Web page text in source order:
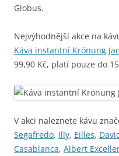
Globus.
Nejvýhodnější akce na
Káva instantní Krönung
99,90 Kč, platí pouze do
V akci naleznete kávu
Segafredo, Illy, Eilles,
Casablanca, Albert